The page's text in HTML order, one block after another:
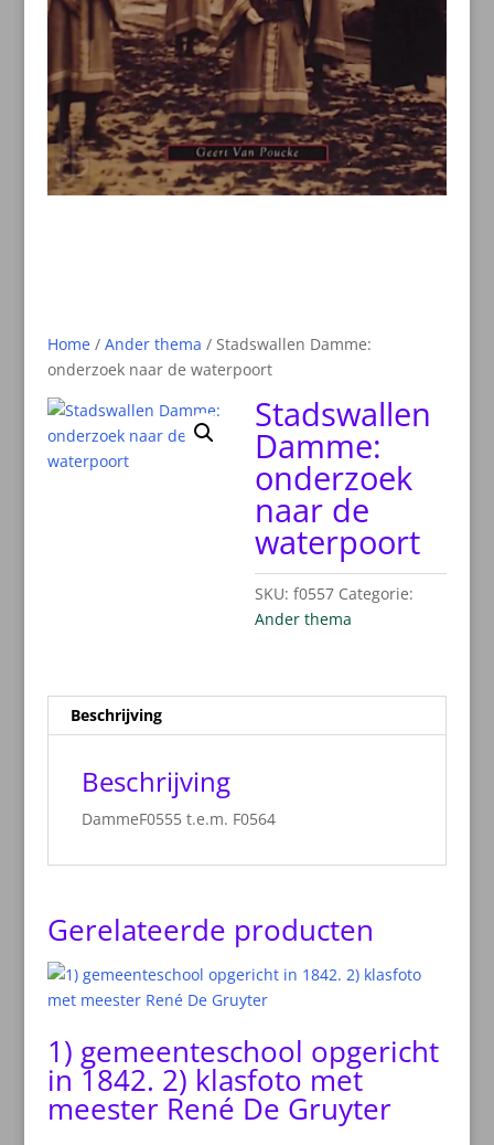
Home/ Ander thema / Stadswallen Damme:
onderzoek naar de waterpoort
Stadswallen
Damme:
onderzoek
naar de
waterpoort
SKU:f0557 Categorie:
Ander thema
Beschrijving
Beschrijving
DammeF0555 t.e.m. F0564
Gerelateerde producten
1) gemeenteschool opgericht
in 1842. 2) klasfoto met
meester René De Gruyter